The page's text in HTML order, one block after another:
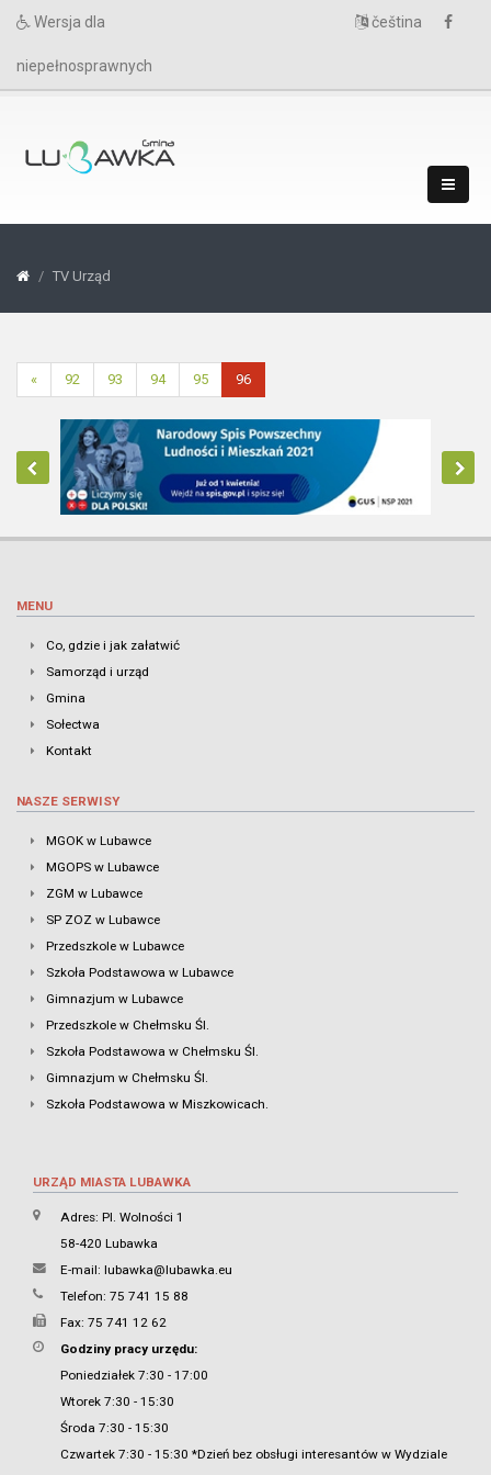
Wersja dla
niepełnosprawnych
čeština
TV Urząd
« 92 93 94 95 96
MENU
Co, gdzie i jak załatwić
Samorząd i urząd
Gmina
Sołectwa
Kontakt
NASZE SERWISY
MGOK w Lubawce
MGOPS w Lubawce
ZGM w Lubawce
SP ZOZ w Lubawce
Przedszkole w Lubawce
Szkoła Podstawowa w Lubawce
Gimnazjum w Lubawce
Przedszkole w Chełmsku Śl.
Szkoła Podstawowa w Chełmsku Śl.
Gimnazjum w Chełmsku Śl.
Szkoła Podstawowa w Miszkowicach.
URZĄD MIASTA LUBAWKA
Adres: Pl. Wolności 1
58-420 Lubawka
E-mail: lubawka@lubawka.eu
Telefon: 75 741 15 88
Fax: 75 741 12 62
Godziny pracy urzędu:
Poniedziałek 7:30 - 17:00
Wtorek 7:30 - 15:30
Środa 7:30 - 15:30
Czwartek 7:30 - 15:30 *Dzień bez obsługi interesantów w Wydziale